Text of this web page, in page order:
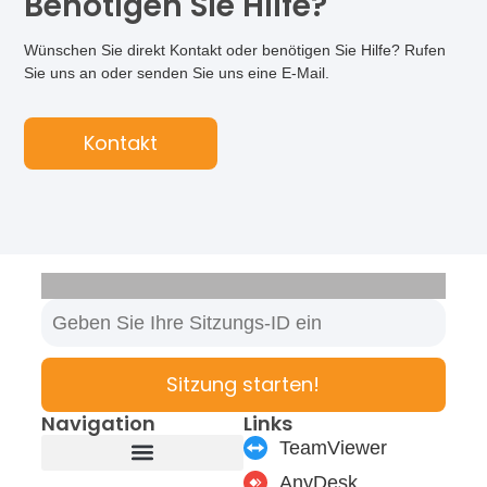
Wünschen Sie direkt Kontakt oder benötigen Sie Hilfe? Rufen
Sie uns an oder senden Sie uns eine E-Mail.
Kontakt
Navigation Links
TeamViewer
AnyDesk
Sitzung starten!